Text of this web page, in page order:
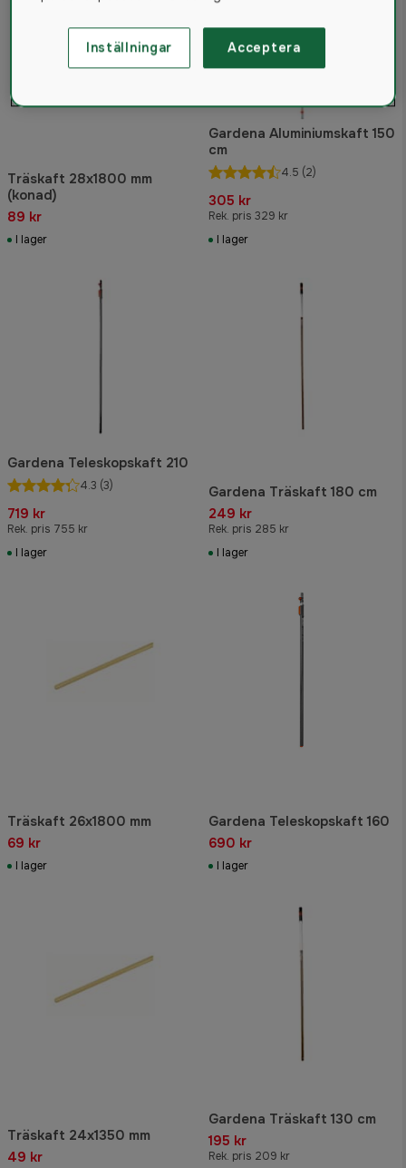
Träskaft 28x1800 mm
(konad)
89 kr
I lager
Gardena Aluminiumskaft 150
cm
4.5 (2)
305 kr
Rek. pris 329 kr
I lager
Gardena Teleskopskaft 210
4.3 (3)
719 kr
Rek. pris 755 kr
I lager
Gardena Träskaft 180 cm
249 kr
Rek. pris 285 kr
I lager
Träskaft 26x1800 mm
69 kr
I lager
Gardena Teleskopskaft 160
690 kr
I lager
Träskaft 24x1350 mm
49 kr
Gardena Träskaft 130 cm
195 kr
Rek. pris 209 kr
Inställningar Acceptera